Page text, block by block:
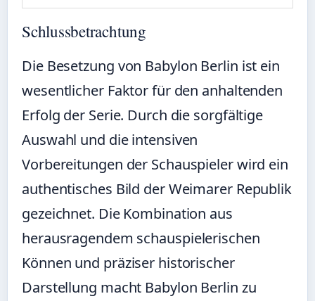
Schlussbetrachtung
Die Besetzung von Babylon Berlin ist ein
wesentlicher Faktor für den anhaltenden
Erfolg der Serie. Durch die sorgfältige
Auswahl und die intensiven
Vorbereitungen der Schauspieler wird ein
authentisches Bild der Weimarer Republik
gezeichnet. Die Kombination aus
herausragendem schauspielerischen
Können und präziser historischer
Darstellung macht Babylon Berlin zu